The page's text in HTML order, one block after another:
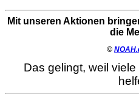
Mit unseren Aktionen
die
©
Das gelingt, weil